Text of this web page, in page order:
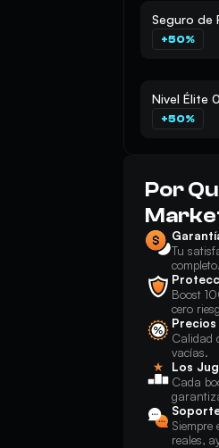
Seguro de
+50%
Nivel Élite
+50%
Por
Tu
Boost
cero
Calidad
vacías.
Los
Cada
reales,